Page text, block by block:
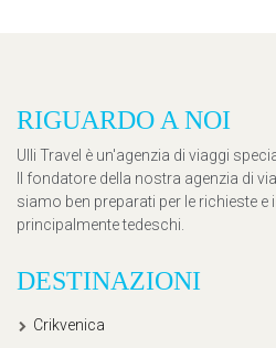
RIGUARDO A NOI
Ulli Travel è un'agenzia di viaggi
Il fondatore della nostra agenzia di
siamo ben preparati per le richieste e
principalmente tedeschi.
DESTINAZIONI
Crikvenica